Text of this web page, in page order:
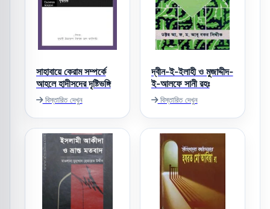
সাহাবায়ে কেরাম সম্পর্কে
আহলে হাদীসদের দৃষ্টিভঙ্গি
বিস্তারিত দেখুন
দ্বীন-ই-ইলাহী ও মুজাদ্দীদ-
ই-আলফে সানী রহঃ
বিস্তারিত দেখুন